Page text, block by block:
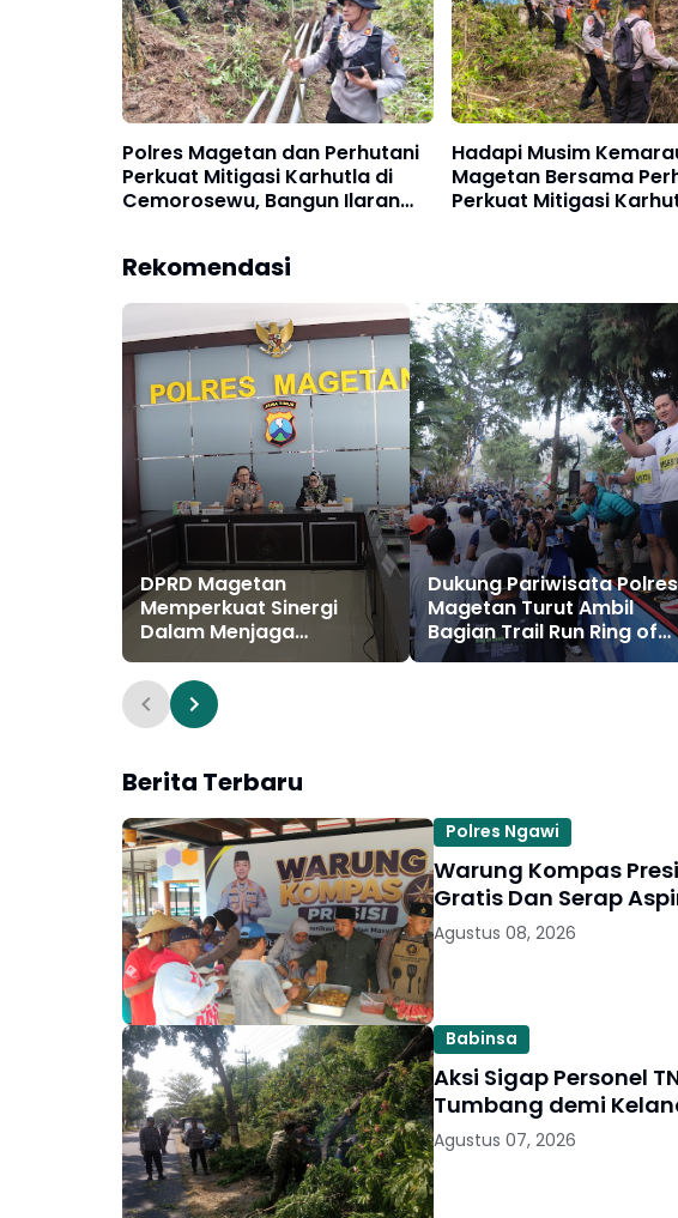
Polres Magetan dan Perhutani
Perkuat Mitigasi Karhutla di
Cemorosewu, Bangun Ilaran
Hadapi Musim
Magetan Bersama
Perkuat Mitigasi
Rekomendasi
DPRD Magetan
Memperkuat Sinergi
Dalam Menjaga
Stabilitas Harga Telur
Dukung Pariwisata Polres
Magetan Turut Ambil
Bagian Trail Run Ring of
Lawu 2026
Berita Terbaru
Polres Ngawi
Warung Kompas Presisi
Gratis Dan Serap
Agustus 08, 2026
Babinsa
Aksi Sigap Personel
Tumbang demi
Agustus 07, 2026